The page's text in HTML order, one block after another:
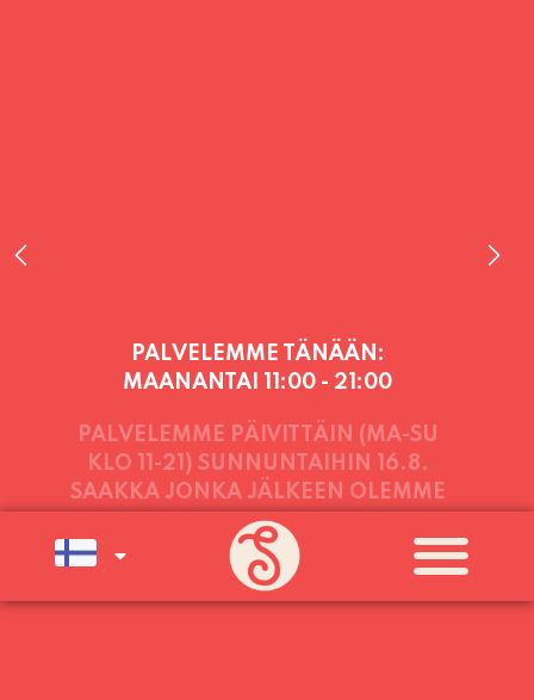
PALVELEMME TÄNÄÄN:
MAANANTAI 11:00 - 21:00
PALVELEMME PÄIVITTÄIN (MA-SU
KLO 11-21) SUNNUNTAIHIN 16.8.
SAAKKA JONKA JÄLKEEN OLEMME
AVOINNA VIIKONLOPPUISIN (PE-
SU) ELOKUUN LOPPUUN ASTI
LÄMPIMÄSTI TERVETULOA!